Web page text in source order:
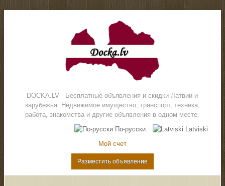
DOCKA.LV - Бесплатные объявления и скидки Латвии и
зарубежья. Недвижимое имущество, транспорт, техника,
работа, знакомства и другие объявления в одном месте.
По-русски
Latviski
Мой счет
Разместить объявление